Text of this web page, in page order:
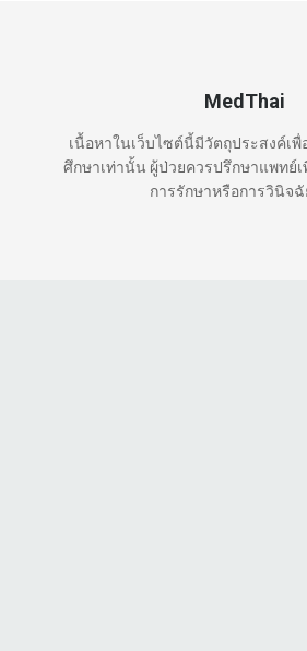
MedThai
เนื้อหาในเว็บไซต์นี้มีวัตถุประสงค์เ
ศึกษาเท่านั้น ผู้ป่วยควรปรึกษาแพทย์
การรักษาหรือการวินิจ